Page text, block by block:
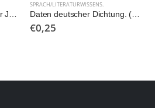
Schreiben für den Tag. Der Journalist und sein Arbeitsbereich.
SPRACH/LITERATURWISSENS.
Daten deutscher Dichtung. (2Bände)
€0,25